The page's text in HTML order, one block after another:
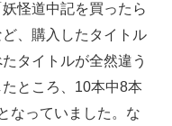
怪道中記を買ったら
、購入したタイトル
タイトルが全然違う
ところ、10本中8本
なっていました。な